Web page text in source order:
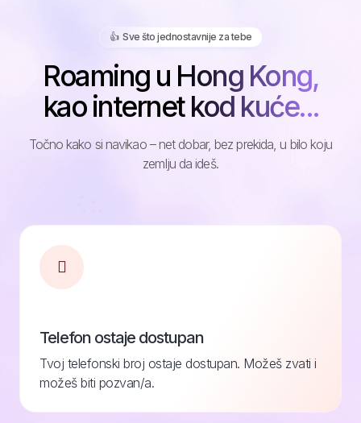
👍️ Sve što jednostavnije za tebe
Roaming u Hong Kong,
kao internet kod kuće...
Točno kako si navikao – net dobar, bez prekida, u bilo koju
zemlju da ideš.
Telefon ostaje dostupan
Tvoj telefonski broj ostaje dostupan. Možeš zvati i
možeš biti pozvan/a.